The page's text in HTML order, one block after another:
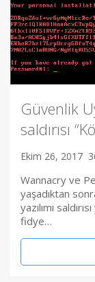
Güvenlik
saldırısı
Ekim 26, 2017
Wannacry ve
yaşadıktan
yazılımı
fidye…